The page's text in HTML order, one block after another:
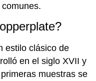
estilo clásico de
en el siglo XVII y
muestras se